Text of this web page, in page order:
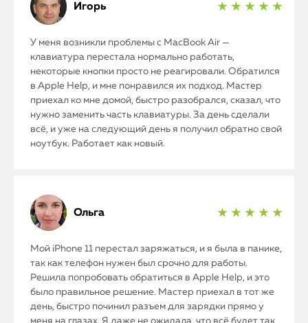
iPhone
MacBook
Watch
Игорь ★ ★ ★ ★ ★
У меня возникли проблемы с MacBook Air —
клавиатура перестала нормально работать,
некоторые кнопки просто не реагировали. Обратился
в Apple Help, и мне понравился их подход. Мастер
приехал ко мне домой, быстро разобрался, сказал, что
нужно заменить часть клавиатуры. За день сделали
всё, и уже на следующий день я получил обратно свой
ноутбук. Работает как новый.
Ольга ★ ★ ★ ★ ★
Мой iPhone 11 перестал заряжаться, и я была в панике,
так как телефон нужен был срочно для работы.
Решила попробовать обратиться в Apple Help, и это
было правильное решение. Мастер приехал в тот же
день, быстро починил разъем для зарядки прямо у
меня на глазах. Я даже не ожидала, что всё будет так